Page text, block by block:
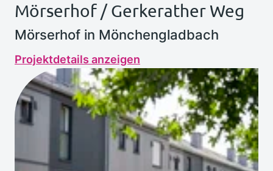
Mörserhof / Gerkerather Weg
Mörserhof in Mönchengladbach
Projektdetails anzeigen